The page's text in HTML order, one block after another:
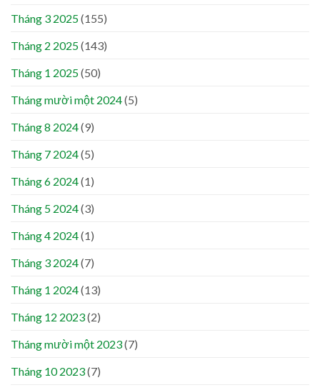
Tháng 3 2025(155)
Tháng 2 2025(143)
Tháng 1 2025(50)
Tháng mười một 2024(5)
Tháng 8 2024(9)
Tháng 7 2024(5)
Tháng 6 2024(1)
Tháng 5 2024(3)
Tháng 4 2024(1)
Tháng 3 2024(7)
Tháng 1 2024(13)
Tháng 12 2023(2)
Tháng mười một 2023(7)
Tháng 10 2023(7)